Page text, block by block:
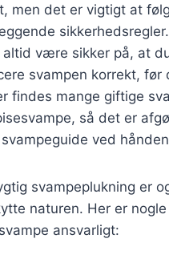
men det er vigtigt at
altid være sikker på, at
svampen korrekt, før
findes mange giftige
så det er
ved
svampeplukning er
naturen. Her er
ansvarligt: